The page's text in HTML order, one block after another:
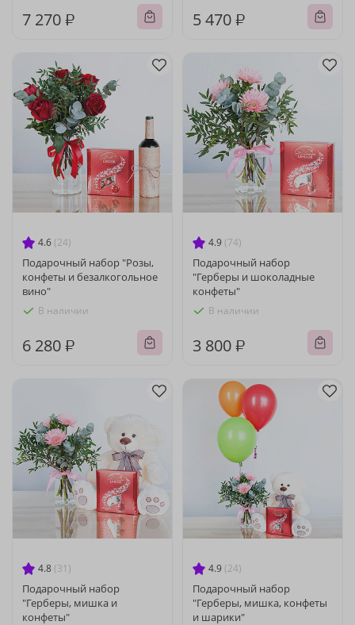
7 270 ₽ 5 470 ₽
4.6 (24)
Подарочный набор "Розы,
конфеты и безалкогольное
вино"
В наличии
6 280 ₽
4.9 (74)
Подарочный набор
"Герберы и шоколадные
конфеты"
В наличии
3 800 ₽
4.8 (31)
Подарочный набор
"Герберы, мишка и
конфеты"
4.9 (24)
Подарочный набор
"Герберы, мишка, конфеты
и шарики"